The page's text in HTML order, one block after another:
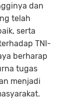
dan
telah
serta
TNI-
berharap
tugas
menjadi